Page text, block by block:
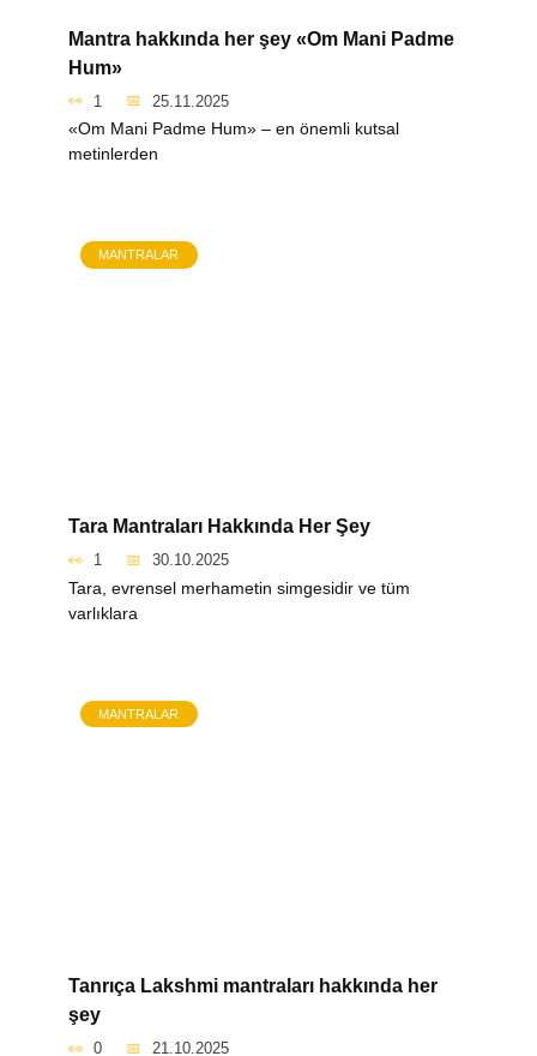
Mantra hakkında her şey «Om Mani Padme
Hum»
1 25.11.2025
«Om Mani Padme Hum» – en önemli kutsal
metinlerden
MANTRALAR
Tara Mantraları Hakkında Her Şey
1 30.10.2025
Tara, evrensel merhametin simgesidir ve tüm
varlıklara
MANTRALAR
Tanrıça Lakshmi mantraları hakkında her
şey
0 21.10.2025